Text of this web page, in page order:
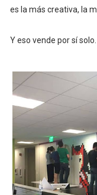
es la más creativa, la
Y eso vende por sí solo.